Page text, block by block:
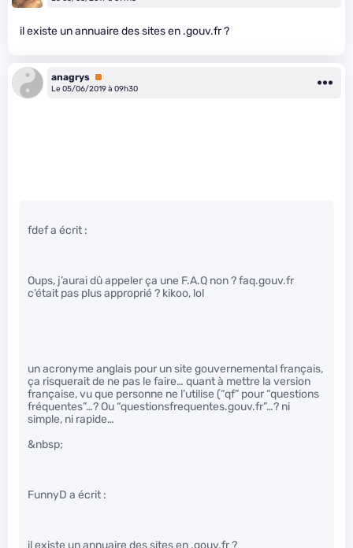
il existe un annuaire des sites en .gouv.fr ?
anagrys Premium
Le 05/06/2019 à 09h30
fdef a écrit :
Oups, j’aurai dû appeler ça une F.A.Q non ? faq.gouv.fr
c’était pas plus approprié ? kikoo, lol
un acronyme anglais pour un site gouvernemental français,
ça risquerait de ne pas le faire… quant à mettre la version
française, vu que personne ne l’utilise (“qf” pour “questions
fréquentes”…? Ou “questionsfrequentes.gouv.fr”…? ni
simple, ni rapide…
&nbsp;
FunnyD a écrit :
il existe un annuaire des sites en .gouv.fr ?